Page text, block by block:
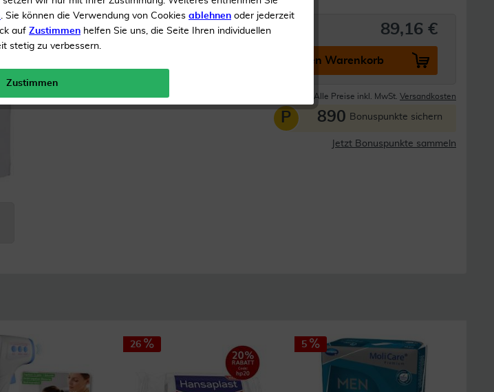
Inhalt10 Beutel 89,16 €
In den Warenkorb
Versandkostenfrei Alle Preise inkl. MwSt. Versandkosten
P 890 Bonuspunkte sichern
Jetzt Bonuspunkte sammeln
26 5
. Sie können die Verwendung von Cookies ablehnen oder jederzeit
auf Zustimmen helfen Sie uns, die Seite Ihren individuellen
stetig zu verbessern.
Zustimmen